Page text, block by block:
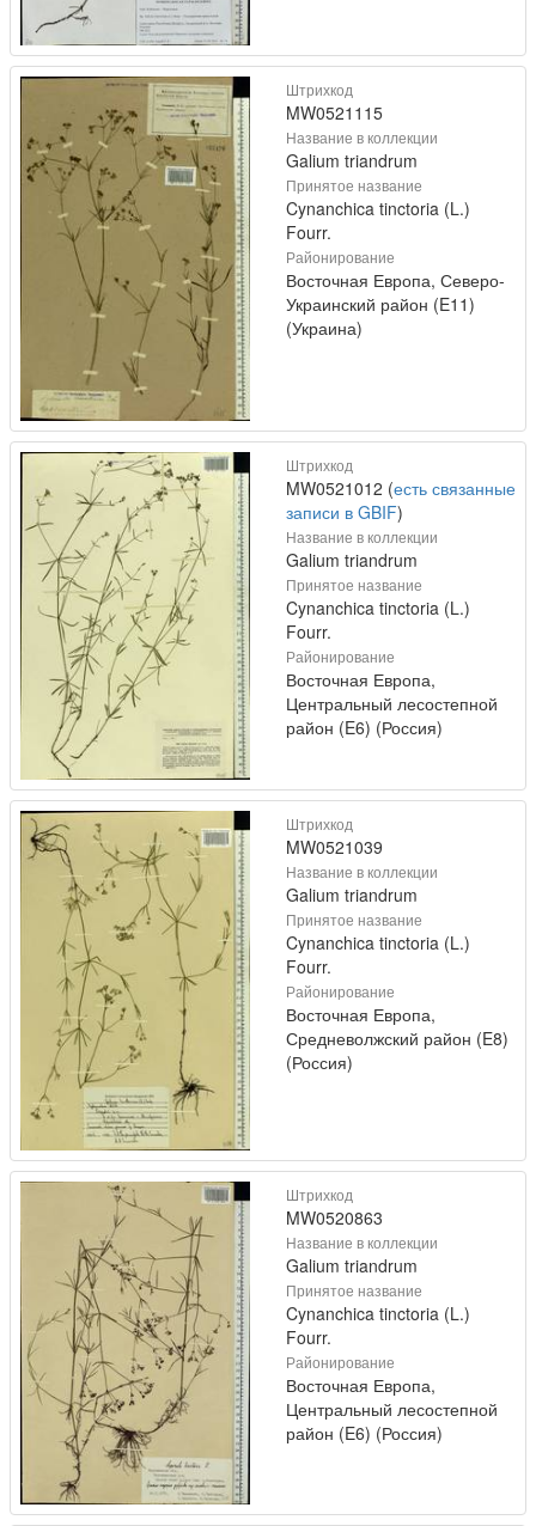
Штрихкод
MW0521115
Название в коллекции
Galium triandrum
Принятое название
Cynanchica tinctoria (L.)
Fourr.
Районирование
Восточная Европа, Северо-
Украинский район (E11)
(Украина)
Штрихкод
MW0521012 (есть связанные
записи в GBIF)
Название в коллекции
Galium triandrum
Принятое название
Cynanchica tinctoria (L.)
Fourr.
Районирование
Восточная Европа,
Центральный лесостепной
район (E6) (Россия)
Штрихкод
MW0521039
Название в коллекции
Galium triandrum
Принятое название
Cynanchica tinctoria (L.)
Fourr.
Районирование
Восточная Европа,
Средневолжский район (E8)
(Россия)
Штрихкод
MW0520863
Название в коллекции
Galium triandrum
Принятое название
Cynanchica tinctoria (L.)
Fourr.
Районирование
Восточная Европа,
Центральный лесостепной
район (E6) (Россия)